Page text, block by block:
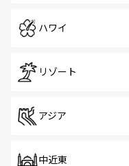
ハワイ
リゾート
アジア
中近東